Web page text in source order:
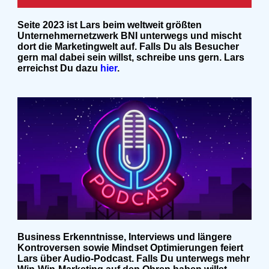
Seite 2023 ist Lars beim weltweit größten
Unternehmernetzwerk BNI unterwegs und mischt
dort die Marketingwelt auf. Falls Du als Besucher
gern mal dabei sein willst, schreibe uns gern. Lars
erreichst Du dazu hier.
Business Erkenntnisse, Interviews und längere
Kontroversen sowie Mindset Optimierungen feiert
Lars über Audio-Podcast. Falls Du unterwegs mehr